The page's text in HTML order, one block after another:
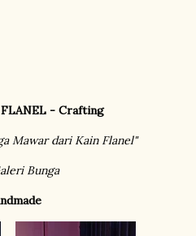
- Crafting
Mawar dari Kain Flanel"
Bunga